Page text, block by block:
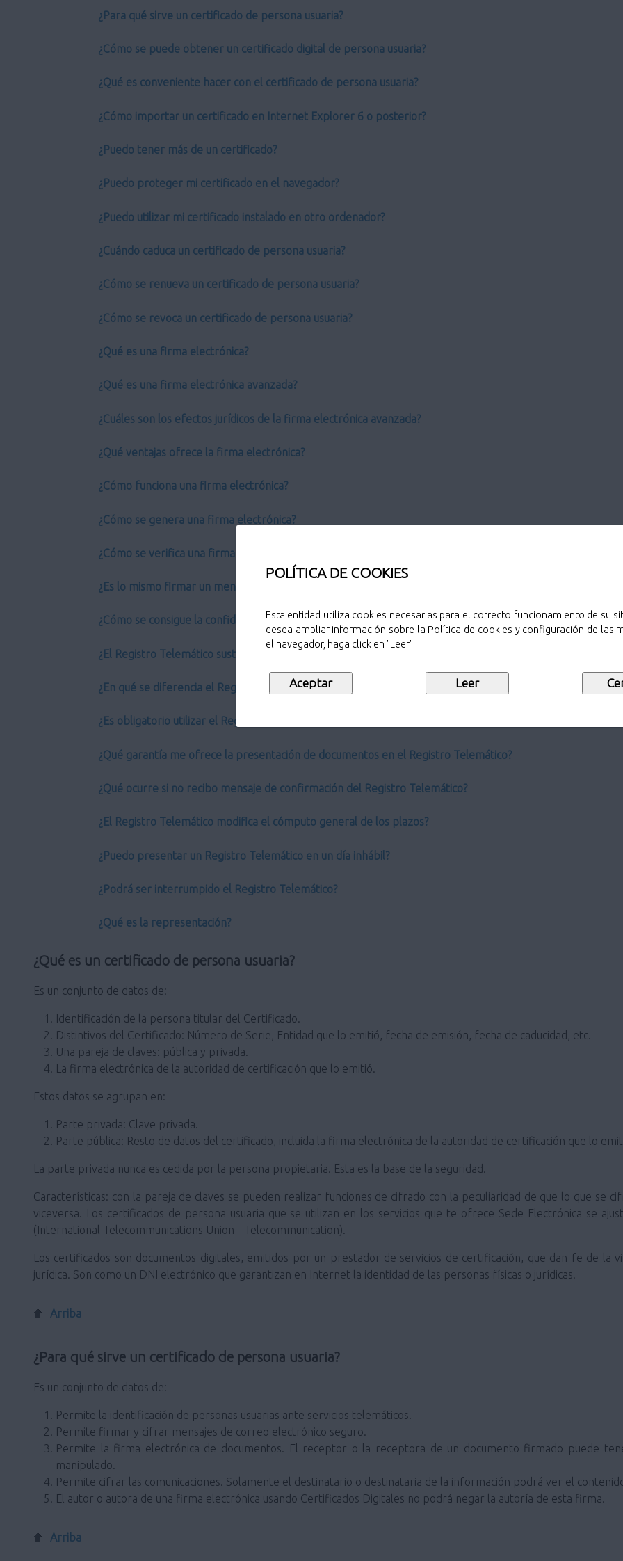
POLÍTICA DE COOKIES
Esta entidad utiliza cookies necesarias para el correcto funcionamiento de su
desea ampliar información sobre la Política de cookies y configuración de las
el navegador, haga click en "Leer"
¿Para qué sirve un certificado de persona usuaria?
¿Cómo se puede obtener un certificado digital de persona usuaria?
¿Qué es conveniente hacer con el certificado de persona usuaria?
¿Cómo importar un certificado en Internet Explorer 6 o posterior?
¿Puedo tener más de un certificado?
¿Puedo proteger mi certificado en el navegador?
¿Puedo utilizar mi certificado instalado en otro ordenador?
¿Cuándo caduca un certificado de persona usuaria?
¿Cómo se renueva un certificado de persona usuaria?
¿Cómo se revoca un certificado de persona usuaria?
¿Qué es una firma electrónica?
¿Qué es una firma electrónica avanzada?
¿Cuáles son los efectos jurídicos de la firma electrónica avanzada?
¿Qué ventajas ofrece la firma electrónica?
¿Cómo funciona una firma electrónica?
¿Cómo se genera una firma electrónica?
¿Cómo se verifica una firma electrónica?
¿Es lo mismo firmar un mensaje que cifrarlo?
¿Cómo se consigue la confidencialidad?
¿El Registro Telemático sustituye al Registro General?
¿En qué se diferencia el Registro Telemático de los Registros administrativos tradicionales?
¿Es obligatorio utilizar el Registro Telemático?
¿Qué garantía me ofrece la presentación de documentos en el Registro Telemático?
¿Qué ocurre si no recibo mensaje de confirmación del Registro Telemático?
¿El Registro Telemático modifica el cómputo general de los plazos?
¿Puedo presentar un Registro Telemático en un día inhábil?
¿Podrá ser interrumpido el Registro Telemático?
¿Qué es la representación?
¿Qué es un certificado de persona usuaria?
Es un conjunto de datos de:
Identificación de la persona titular del Certificado.
Distintivos del Certificado: Número de Serie, Entidad que lo emitió, fecha de emisión, fecha de caducidad, etc.
Una pareja de claves: pública y privada.
La firma electrónica de la autoridad de certificación que lo emitió.
Estos datos se agrupan en:
Parte privada: Clave privada.
Parte pública: Resto de datos del certificado, incluida la firma electrónica de la autoridad de certificación que lo
La parte privada nunca es cedida por la persona propietaria. Esta es la base de la seguridad.
Características: con la pareja de claves se pueden realizar funciones de cifrado con la peculiaridad de que lo que se
viceversa. Los certificados de persona usuaria que se utilizan en los servicios que te ofrece Sede Electrónica se
(International Telecommunications Union - Telecommunication).
Los certificados son documentos digitales, emitidos por un prestador de servicios de certificación, que dan fe de la
jurídica. Son como un DNI electrónico que garantizan en Internet la identidad de las personas físicas o jurídicas.
Arriba
¿Para qué sirve un certificado de persona usuaria?
Es un conjunto de datos de:
Permite la identificación de personas usuarias ante servicios telemáticos.
Permite firmar y cifrar mensajes de correo electrónico seguro.
Permite la firma electrónica de documentos. El receptor o la receptora de un documento firmado puede
manipulado.
Permite cifrar las comunicaciones. Solamente el destinatario o destinataria de la información podrá ver el
El autor o autora de una firma electrónica usando Certificados Digitales no podrá negar la autoría de esta firma.
Arriba